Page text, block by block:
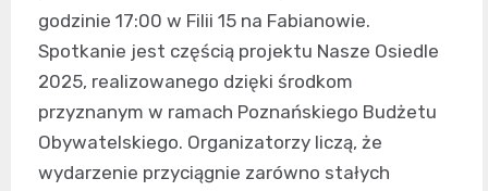
godzinie 17:00 w Filii 15 na Fabianowie.
Spotkanie jest częścią projektu Nasze Osiedle
2025, realizowanego dzięki środkom
przyznanym w ramach Poznańskiego Budżetu
Obywatelskiego. Organizatorzy liczą, że
wydarzenie przyciągnie zarówno stałych